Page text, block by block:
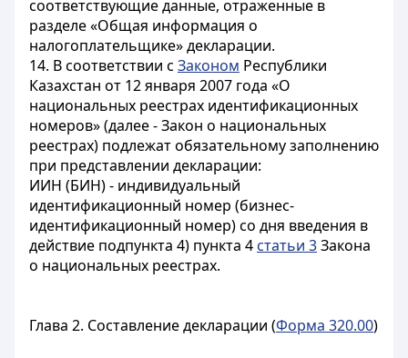
соответствующие данные, отраженные в
разделе «Общая информация о
налогоплательщике» декларации.
14. В соответствии с Законом Республики
Казахстан от 12 января 2007 года «О
национальных реестрах идентификационных
номеров» (далее - Закон о национальных
реестрах) подлежат обязательному заполнению
при представлении декларации:
ИИН (БИН) - индивидуальный
идентификационный номер (бизнес-
идентификационный номер) со дня введения в
действие подпункта 4) пункта 4 статьи 3Закона
о национальных реестрах.
Глава 2. Составление декларации (Форма 320.00)